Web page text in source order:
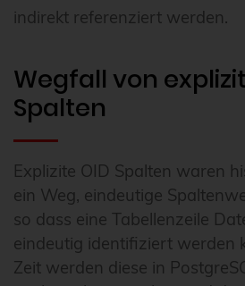
indirekt referenziert werden.
Wegfall von
Spalten
Explizite OID Spalten waren
ein Weg, eindeutige
so dass eine Tabellenzeile
eindeutig identifiziert werden
Zeit werden diese in